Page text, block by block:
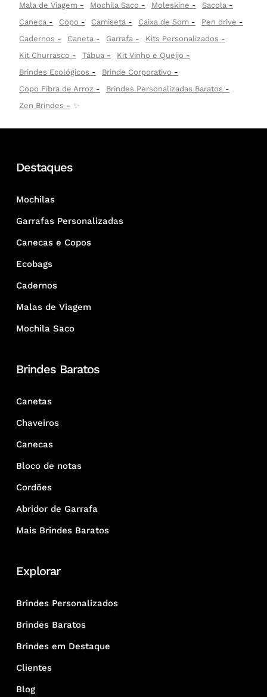
Mala de Viagem
Mochila Saco Moleskine
Sacola
Caneca
Copo Camiseta Caixa de Som
Pen drive
Cadernos
Caneta Garrafa
Kits Personalizados
Kit Churrasco
Tábua
Kit Vinho e Queijo
Brindes Ecológicos
Brinde Corporativo
Copo Fibra de Arroz
Brindes Personalizadas Baratos
Zen Brindes
✨
Destaques
Mochilas
Garrafas Personalizadas
Canecas e Copos
Ecobags
Cadernos
Malas de Viagem
Mochila Saco
Brindes Baratos
Canetas
Chaveiros
Canecas
Bloco de notas
Cordões
Abridor de Garrafa
Mais Brindes Baratos
Explorar
Brindes Personalizados
Brindes Baratos
Brindes em Destaque
Clientes
Blog